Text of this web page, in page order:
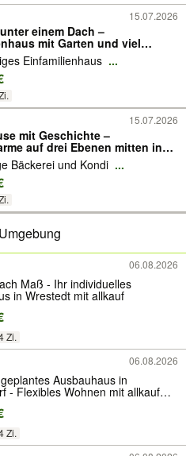
15.07.2026
einem Dach –
mit Garten und viel
Einfamilienhaus ...
15.07.2026
mit Geschichte –
auf drei Ebenen mitten in
Bäckerei und Kondi ...
06.08.2026
Maß - Ihr individuelles
in Wrestedt mit allkauf
Zi.
06.08.2026
Ausbauhaus in
- Flexibles Wohnen mit allkauf
Zi.